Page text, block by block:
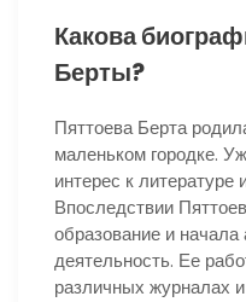
Какова
Берты?
Пяттоева Берта
маленьком городке.
интерес к литературе
Впоследствии
образование и начала
деятельность. Ее
различных журналах